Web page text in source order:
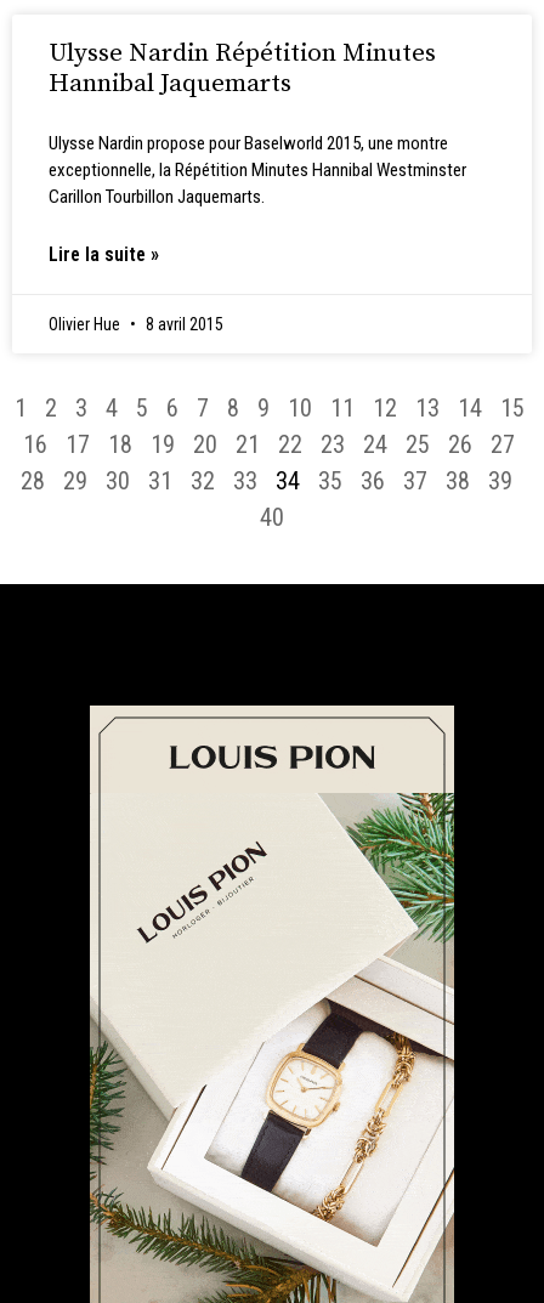
Ulysse Nardin Répétition Minutes
Hannibal Jaquemarts
Ulysse Nardin propose pour Baselworld 2015, une montre
exceptionnelle, la Répétition Minutes Hannibal Westminster
Carillon Tourbillon Jaquemarts.
Lire la suite »
Olivier Hue 8 avril 2015
1 2 3 4 5 6 7 8 9 10 11 12 13 14
15
16
17 18 19 20 21 22 23 24 25 26
27
28
29 30 31 32 33 34 35 36 37 38
39
40